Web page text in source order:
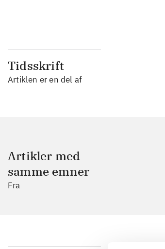
Tidsskrift
Artiklen er en del af
Artikler med
samme emner
Fra